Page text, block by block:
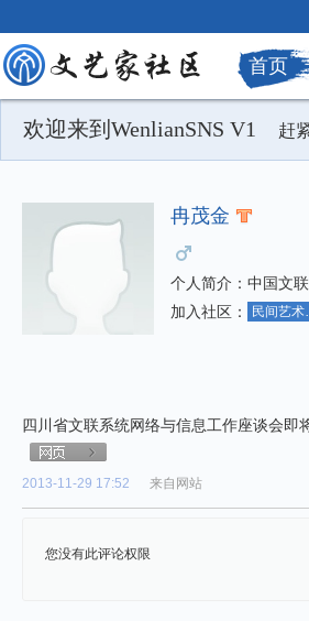
首页
欢迎来到WenlianSNS V1 赶
冉茂金
个人简介： 中国文
加入社区：
民
四川省文联系统网络与信息工作座谈会
2013-11-29 17:52 来自网站
您没有此评论权限